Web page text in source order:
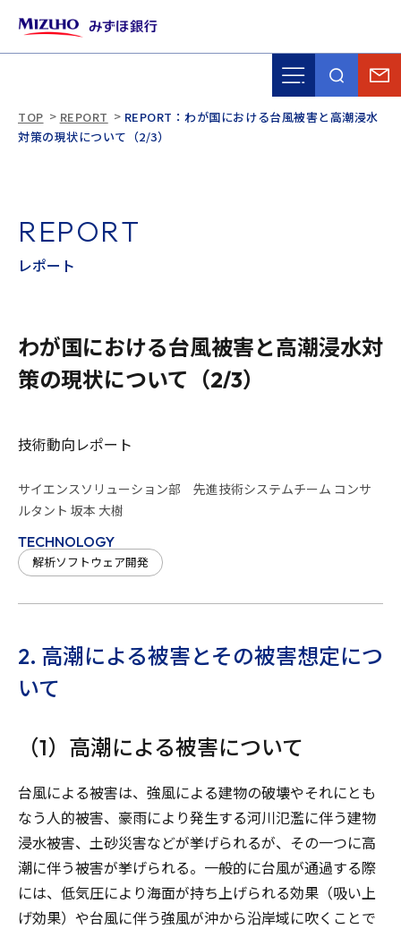
TOP REPORT
REPORT：わが国における台風被害と高潮浸水
対策の現状について（2/3）
REPORT
レポー ト
わが国における台風被害と高潮浸水対
策の現状について（2/3）
技術動向レポート
サイエンスソリューション部 先進技術システムチーム コンサ
ルタント 坂本 大樹
TECHNOLOGY
解析ソフトウェア開発
2. 高潮による被害とその被害想定につ
いて
（1）高潮による被害について
台風による被害は、強風による建物の破壊やそれにとも
なう人的被害、豪雨により発生する河川氾濫に伴う建物
浸水被害、土砂災害などが挙げられるが、その一つに高
潮に伴う被害が挙げられる。一般的に台風が通過する際
には、低気圧により海面が持ち上げられる効果（吸い上
げ効果）や台風に伴う強風が沖から沿岸域に吹くことで